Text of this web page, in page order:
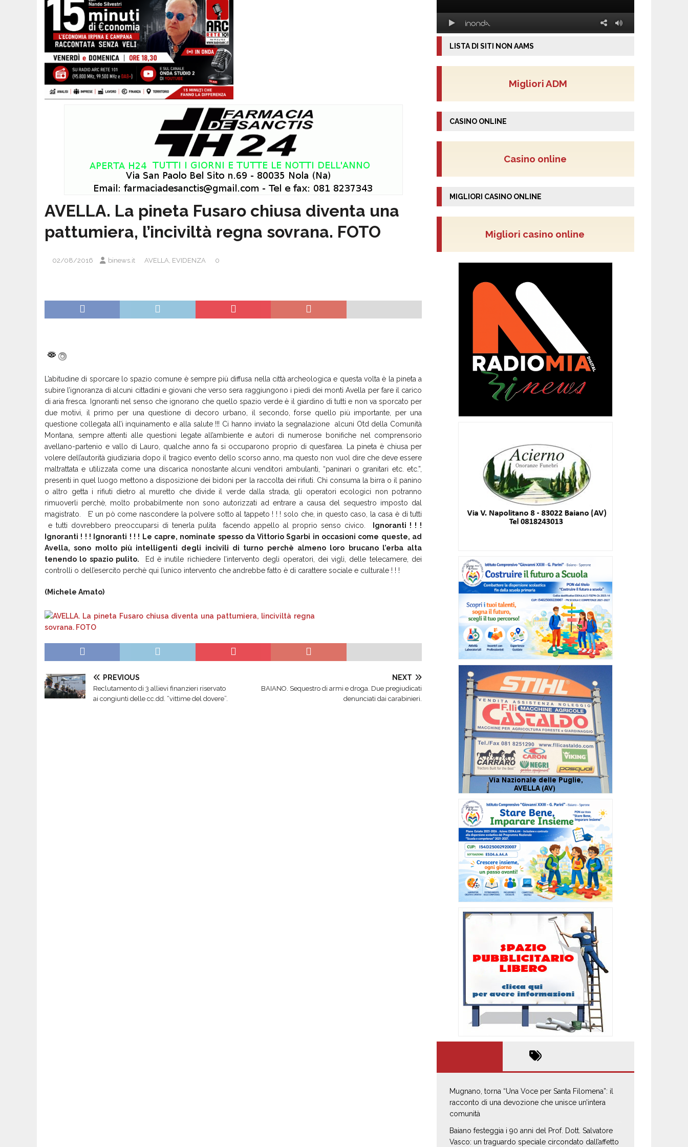
AVELLA. La pineta Fusaro chiusa diventa una
pattumiera, l’inciviltà regna sovrana. FOTO
02/08/2016 binews.it AVELLA, EVIDENZA 0
L’abitudine di sporcare lo spazio comune è sempre più diffusa nella città archeologica e questa volta è la pineta a
subire l’ignoranza di alcuni cittadini e giovani che verso sera raggiungono i piedi dei monti Avella per fare il carico
di aria fresca. Ignoranti nel senso che ignorano che quello spazio verde è il giardino di tutti e non va sporcato per
due motivi, il primo per una questione di decoro urbano, il secondo, forse quello più importante, per una
questione collegata all’i inquinamento e alla salute !!! Ci hanno inviato la segnalazione alcuni Otd della Comunità
Montana, sempre attenti alle questioni legate all’ambiente e autori di numerose bonifiche nel comprensorio
avellano-partenio e vallo di Lauro, qualche anno fa si occuparono proprio di quest’area. La pineta è chiusa per
volere dell’autorità giudiziaria dopo il tragico evento dello scorso anno, ma questo non vuol dire che deve essere
maltrattata e utilizzata come una discarica nonostante alcuni venditori ambulanti, “paninari o granitari etc. etc.”,
presenti in quel luogo mettono a disposizione dei bidoni per la raccolta dei rifiuti. Chi consuma la birra o il panino
o altro getta i rifiuti dietro al muretto che divide il verde dalla strada, gli operatori ecologici non potranno
rimuoverli perchè, molto probabilmente non sono autorizzati ad entrare a causa del sequestro imposto dal
magistrato. E’ un pò come nascondere la polvere sotto al tappeto ! ! ! solo che, in questo caso, la casa è di tutti
e tutti dovrebbero preoccuparsi di tenerla pulita facendo appello al proprio senso civico.
Ignoranti ! ! !
Ignoranti ! ! ! Ignoranti ! ! ! Le capre, nominate spesso da Vittorio Sgarbi in occasioni come queste, ad
Avella, sono molto più intelligenti degli incivili di turno perchè almeno loro brucano l’erba alta
tenendo lo spazio pulito.
Ed è inutile richiedere l’intervento degli operatori, dei vigli, delle telecamere, dei
controlli o dell’esercito perchè qui l’unico intervento che andrebbe fatto è di carattere sociale e culturale ! ! !
(Michele Amato)
PREVIOUS
Reclutamento di 3 allievi finanzieri riservato
ai congiunti delle cc.dd. “vittime del dovere”.
NEXT
BAIANO. Sequestro di armi e droga. Due pregiudicati
denunciati dai carabinieri.
LISTA DI SITI NON AAMS
Migliori ADM
CASINO ONLINE
Casino online
MIGLIORI CASINO ONLINE
Migliori casino online
Mugnano, torna “Una Voce per Santa Filomena”: il
racconto di una devozione che unisce un’intera
comunità
Baiano festeggia i 90 anni del Prof. Dott. Salvatore
Vasco: un traguardo speciale circondato dall’affetto